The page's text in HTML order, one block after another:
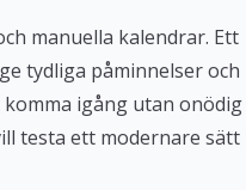
manuella kalendrar. Ett
tydliga påminnelser och
igång utan onödig
testa ett modernare sätt